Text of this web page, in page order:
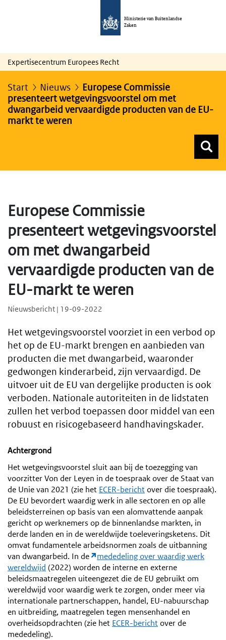
Ministerie van Buitenlandse
Zaken
Expertisecentrum Europees Recht
Start Nieuws
Europese Commissie
presenteert wetgevingsvoorstel om met
dwangarbeid vervaardigde producten van de EU-
markt te weren
Europese Commissie
presenteert wetgevingsvoorstel
om met dwangarbeid
vervaardigde producten van de
EU-markt te weren
Nieuwsbericht | 19-09-2022
Het wetgevingsvoorstel voorziet in een verbod op
het op de EU-markt brengen en aanbieden van
producten die met dwangarbeid, waaronder
gedwongen kinderarbeid, zijn vervaardigd. De
uitvoer uit de EU van dergelijke producten is ook
verboden. Nationale autoriteiten in de lidstaten
zullen het verbod toepassen door middel van een
robuust en risicogebaseerd handhavingskader.
Achtergrond
Het wetgevingsvoorstel sluit aan bij de toezegging van
voorzitter Von der Leyen in de toespraak over de Staat van
de Unie van 2021 (zie het ECER-berichtover die toespraak).
De EU bevordert waardig werk in alle sectoren en op alle
beleidsterreinen op basis van een alomvattende aanpak
gericht op werknemers op de binnenlandse markten, in
derde landen en in de wereldwijde toeleveringsketens. Dit
omvat fundamentele arbeidsnormen zoals de uitbanning
van dwangarbeid. In de
mededeling over waardig werk
wereldwijd (2022) worden de interne en externe
beleidsmaatregelen uiteengezet die de EU gebruikt om
wereldwijd voor waardig werk te zorgen, onder meer via
internationale partnerschappen, handel, EU-nabuurschap
en uitbreiding, maatregelen tegen mensenhandel en
overheidsopdrachten (zie het ECER-berichtover de
mededeling).